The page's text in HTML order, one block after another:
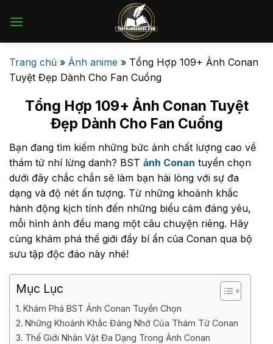
qua
Trang chủ » Ảnh anime » Tổng Hợp 109+ Ảnh Conan
Tuyệt Đẹp Dành Cho Fan Cuồng
Tổng Hợp 109+ Ảnh Conan Tuyệt
Đẹp Dành Cho Fan Cuồng
Bạn đang tìm kiếm những bức ảnh chất lượng cao về
thám tử nhí lừng danh? BST ảnh Conan tuyển chọn
dưới đây chắc chắn sẽ làm bạn hài lòng với sự đa
dạng và độ nét ấn tượng. Từ những khoảnh khắc
hành động kịch tính đến những biểu cảm đáng yêu,
mỗi hình ảnh đều mang một câu chuyện riêng. Hãy
cùng khám phá thế giới đầy bí ẩn của Conan qua bộ
sưu tập độc đáo này nhé!
Mục Lục
Khám Phá BST Ảnh Conan Tuyển Chọn
Những Khoảnh Khắc Đáng Nhớ Của Thám Tử Conan
Thế Giới Nhân Vật Đa Dạng Trong Ảnh Conan